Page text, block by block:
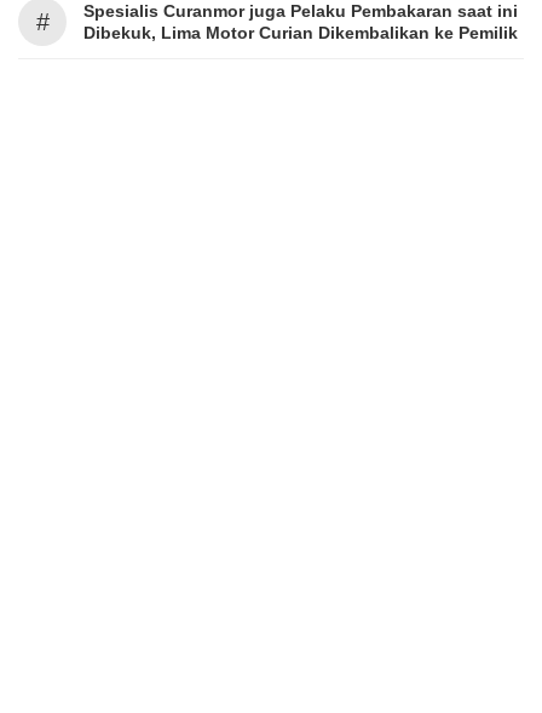
#
Spesialis Curanmor juga Pelaku Pembakaran saat ini
Dibekuk, Lima Motor Curian Dikembalikan ke Pemilik